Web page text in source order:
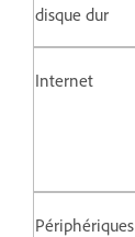
disque dur
Internet
Périphériques